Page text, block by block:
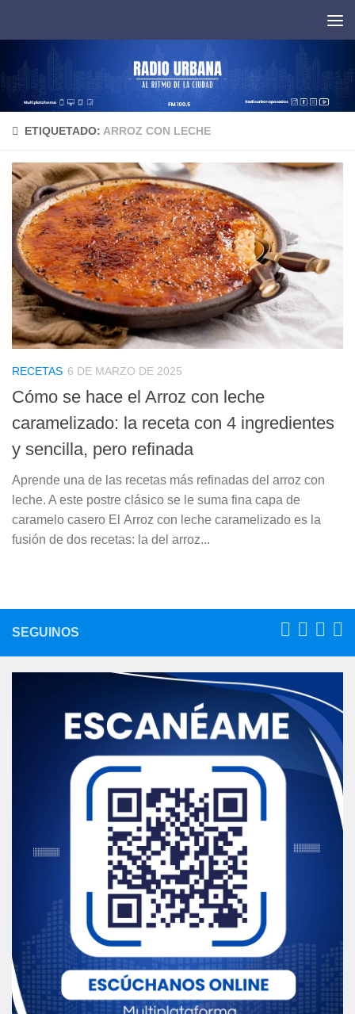
ETIQUETADO: ARROZ CON LECHE
RECETAS 6 DE MARZO DE 2025
Cómo se hace el Arroz con leche
caramelizado: la receta con 4 ingredientes
y sencilla, pero refinada
Aprende una de las recetas más refinadas del arroz con
leche. A este postre clásico se le suma fina capa de
caramelo casero El Arroz con leche caramelizado es la
fusión de dos recetas: la del arroz...
SEGUINOS